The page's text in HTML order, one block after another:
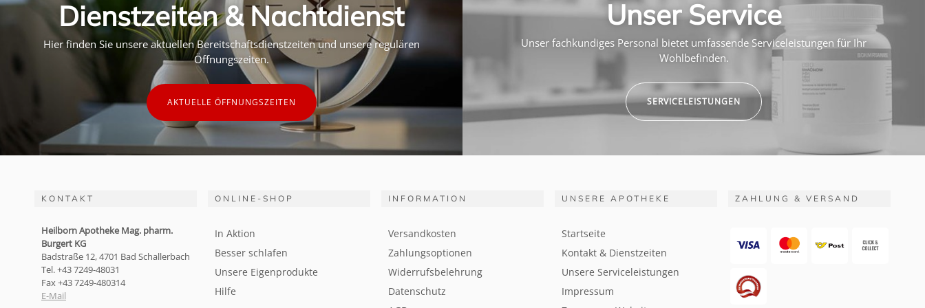
Dienstzeiten & Nachtdienst
Hier finden Sie unsere aktuellen Bereitschaftsdienstzeiten und unsere regulären
Öffnungszeiten.
AKTUELLE ÖFFNUNGSZEITEN
Unser Service
Unser fachkundiges Personal bietet umfassende Serviceleistungen für Ihr
Wohlbefinden.
SERVICELEISTUNGEN
KONTAKT
Heilborn Apotheke Mag. pharm.
Burgert KG
Badstraße 12, 4701 Bad Schallerbach
Tel. +43 7249-48031
Fax +43 7249-480314
E-Mail
ONLINE-SHOP
In Aktion
Besser schlafen
Unsere Eigenprodukte
Hilfe
INFORMATION
Versandkosten
Zahlungsoptionen
Widerrufsbelehrung
Datenschutz
UNSERE APOTHEKE
Startseite
Kontakt & Dienstzeiten
Unsere Serviceleistungen
Impressum
ZAHLUNG & VERSAND